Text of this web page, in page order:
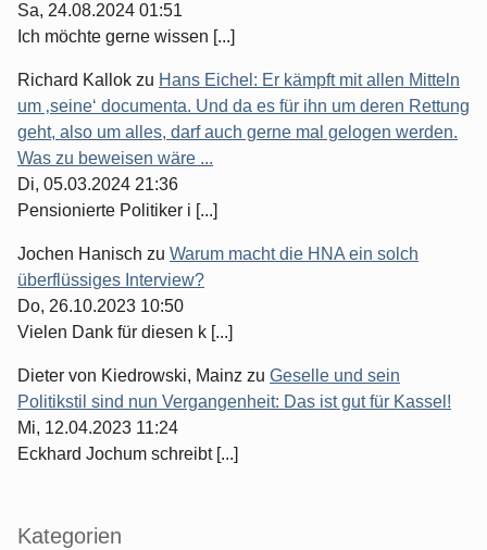
Sa, 24.08.2024 01:51
Ich möchte gerne wissen [...]
Richard Kallok zu Hans Eichel: Er kämpft mit allen Mitteln
um ‚seine‘ documenta. Und da es für ihn um deren Rettung
geht, also um alles, darf auch gerne mal gelogen werden.
Was zu beweisen wäre ...
Di, 05.03.2024 21:36
Pensionierte Politiker i [...]
Jochen Hanisch zu Warum macht die HNA ein solch
überflüssiges Interview?
Do, 26.10.2023 10:50
Vielen Dank für diesen k [...]
Dieter von Kiedrowski, Mainz zu Geselle und sein
Politikstil sind nun Vergangenheit: Das ist gut für Kassel!
Mi, 12.04.2023 11:24
Eckhard Jochum schreibt [...]
Kategorien